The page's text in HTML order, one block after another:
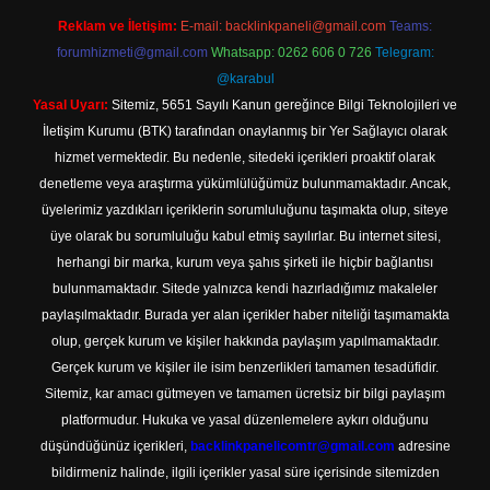
Reklam ve İletişim: E-mail: backlinkpaneli@gmail.com Teams:
forumhizmeti@gmail.com Whatsapp: 0262 606 0 726 Telegram:
@karabul
Yasal Uyarı: Sitemiz, 5651 Sayılı Kanun gereğince Bilgi Teknolojileri ve
İletişim Kurumu (BTK) tarafından onaylanmış bir Yer Sağlayıcı olarak
hizmet vermektedir. Bu nedenle, sitedeki içerikleri proaktif olarak
denetleme veya araştırma yükümlülüğümüz bulunmamaktadır. Ancak,
üyelerimiz yazdıkları içeriklerin sorumluluğunu taşımakta olup, siteye
üye olarak bu sorumluluğu kabul etmiş sayılırlar. Bu internet sitesi,
herhangi bir marka, kurum veya şahıs şirketi ile hiçbir bağlantısı
bulunmamaktadır. Sitede yalnızca kendi hazırladığımız makaleler
paylaşılmaktadır. Burada yer alan içerikler haber niteliği taşımamakta
olup, gerçek kurum ve kişiler hakkında paylaşım yapılmamaktadır.
Gerçek kurum ve kişiler ile isim benzerlikleri tamamen tesadüfidir.
Sitemiz, kar amacı gütmeyen ve tamamen ücretsiz bir bilgi paylaşım
platformudur. Hukuka ve yasal düzenlemelere aykırı olduğunu
düşündüğünüz içerikleri, backlinkpanelicomtr@gmail.com adresine
bildirmeniz halinde, ilgili içerikler yasal süre içerisinde sitemizden